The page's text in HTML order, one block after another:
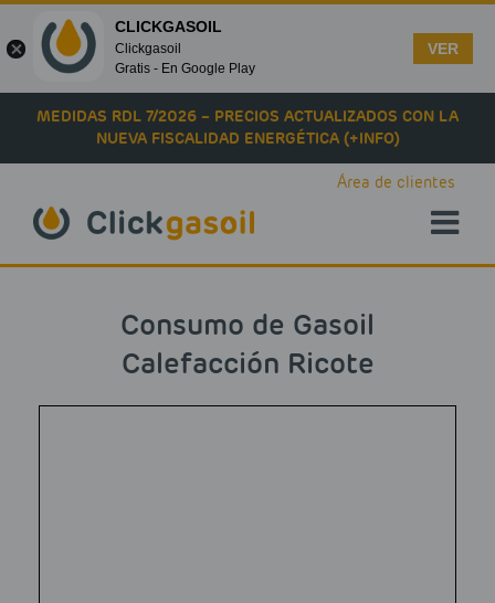
Skip to main content
MEDIDAS RDL 7/2026 – PRECIOS ACTUALIZADOS CON LA
NUEVA FISCALIDAD ENERGÉTICA (+INFO)
Área de clientes
Consumo de Gasoil
Calefacción Ricote
CLICKGASOIL
Clickgasoil
Gratis - En Google Play
VER